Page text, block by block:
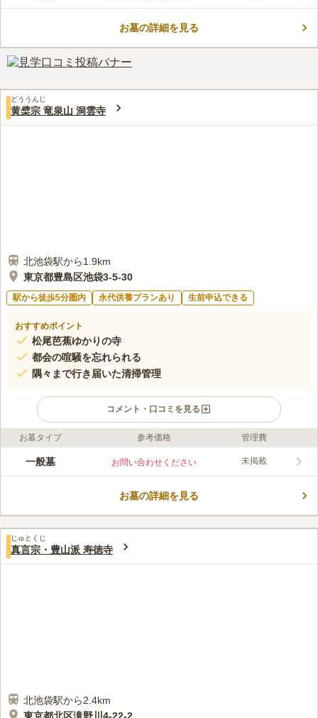
銘石が並ぶ墓所はまさに圧巻です。都心にありながら、広々とし
す。
口コミ評価
お墓の詳細を見る
どううんじ
黄檗宗 竜泉山 洞雲寺
北池袋駅から1.9km
東京都豊島区池袋3-5-30
駅から徒歩5分圏内 永代供養プランあり 生前申込できる
おすすめポイント
松尾芭蕉ゆかりの寺
都会の喧騒を忘れられる
隅々まで行き届いた清掃管理
コメント・口コミを見る
ライフドット編集部のコメント
洞雲寺は、都心の池袋エリアにありながら、閑静な佇まいが魅力
を静かに向かえてくれます。 墓地の清掃も含めて、洞雲寺が全
口コミ評価
この霊園はまだ誰からも評価されていません。
お墓タイプ 参考価格 管理費
一般墓 お問い合わせください 未掲載
お墓の詳細を見る
じゅとくじ
真言宗・豊山派 寿徳寺
北池袋駅から2.4km